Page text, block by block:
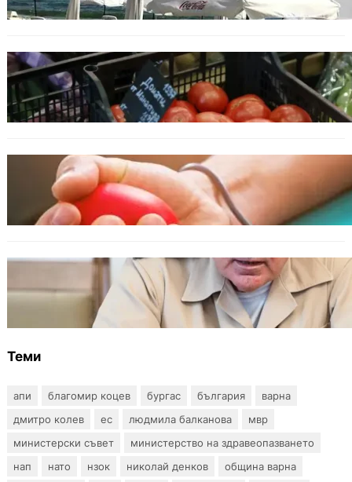
ИКОНОМИКА
Пазарът се раздвижи: зеленчуци и основни
храни сменят цените си
ОБЩЕСТВО
Варна има спешна нужда от кръводарители
с кръвна група 0+
БЪЛГАРИЯ
Ефтимов: Няма преднамерени действия
срещу България, дронът край Кардам е бил
примамка
Теми
апи благомир коцев бургас българия
варна
дмитро колев
ес людмила балканова
мвр
министерски съвет
министерство на здравеопазването
нап
нато нзок николай денков
община варна